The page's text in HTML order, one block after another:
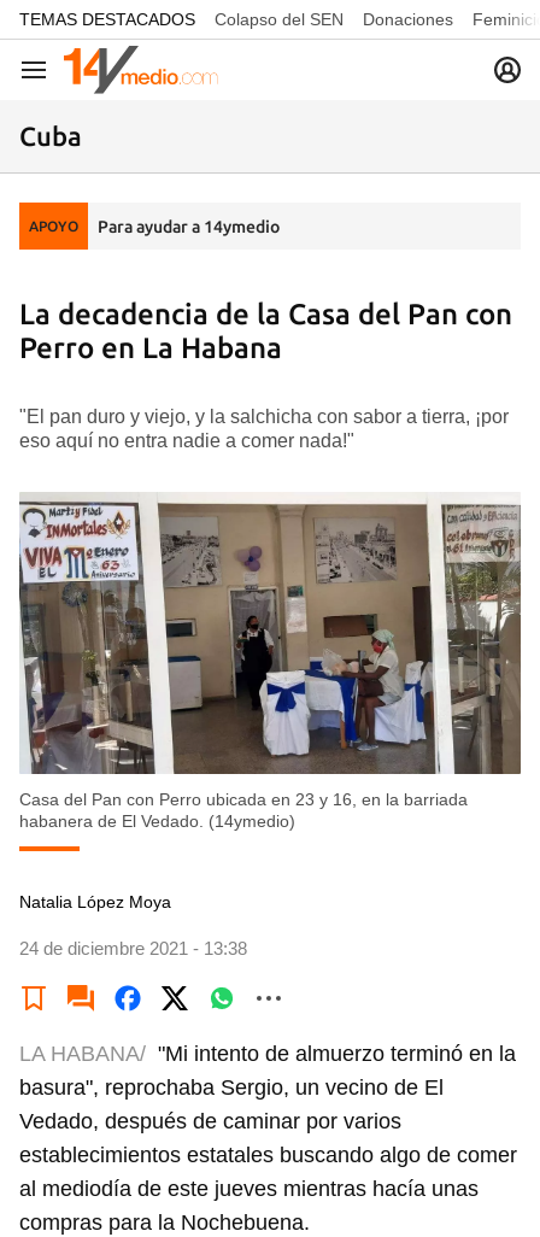
common.go-to-content
TEMAS DESTACADOS Colapso del SEN Donaciones
Navegación
Cuba
APOYO Para ayudar a 14ymedio
La decadencia de la Casa del Pan con
Perro en La Habana
"El pan duro y viejo, y la salchicha con sabor a tierra, ¡por
eso aquí no entra nadie a comer nada!"
Casa del Pan con Perro ubicada en 23 y 16, en la barriada
habanera de El Vedado. (14ymedio)
Natalia López Moya
24 de diciembre 2021 - 13:38
LA HABANA/ "Mi intento de almuerzo terminó en la
basura", reprochaba Sergio, un vecino de El
Vedado, después de caminar por varios
establecimientos estatales buscando algo de comer
al mediodía de este jueves mientras hacía unas
compras para la Nochebuena.